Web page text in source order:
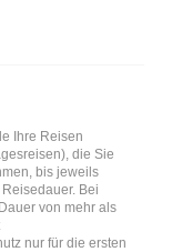
Ihre Reisen
die Sie
bis jeweils
Bei
von mehr als
nur für die ersten